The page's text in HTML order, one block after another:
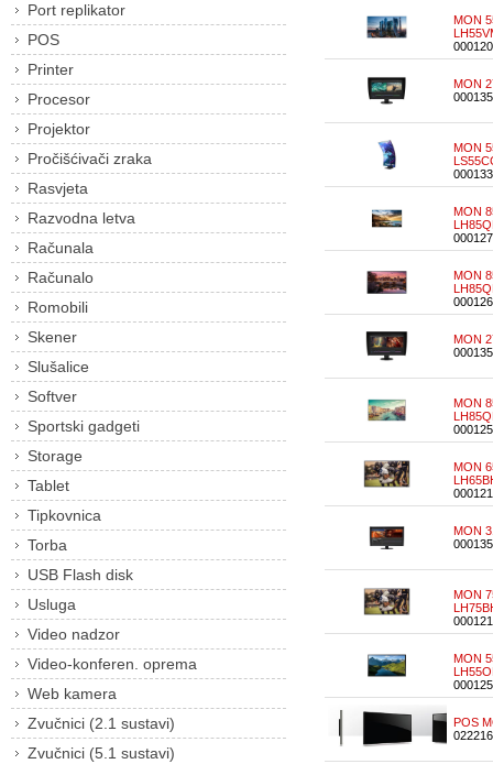
Port replikator
POS
Printer
Procesor
Projektor
Pročišćivači zraka
Rasvjeta
Razvodna letva
Računala
Računalo
Romobili
Skener
Slušalice
Softver
Sportski gadgeti
Storage
Tablet
Tipkovnica
Torba
USB Flash disk
Usluga
Video nadzor
Video-konferen. oprema
Web kamera
Zvučnici (2.1 sustavi)
Zvučnici (5.1 sustavi)
MON
MON
MON
MON
MON
MON
MON
MON
MON
MON
MON
POS